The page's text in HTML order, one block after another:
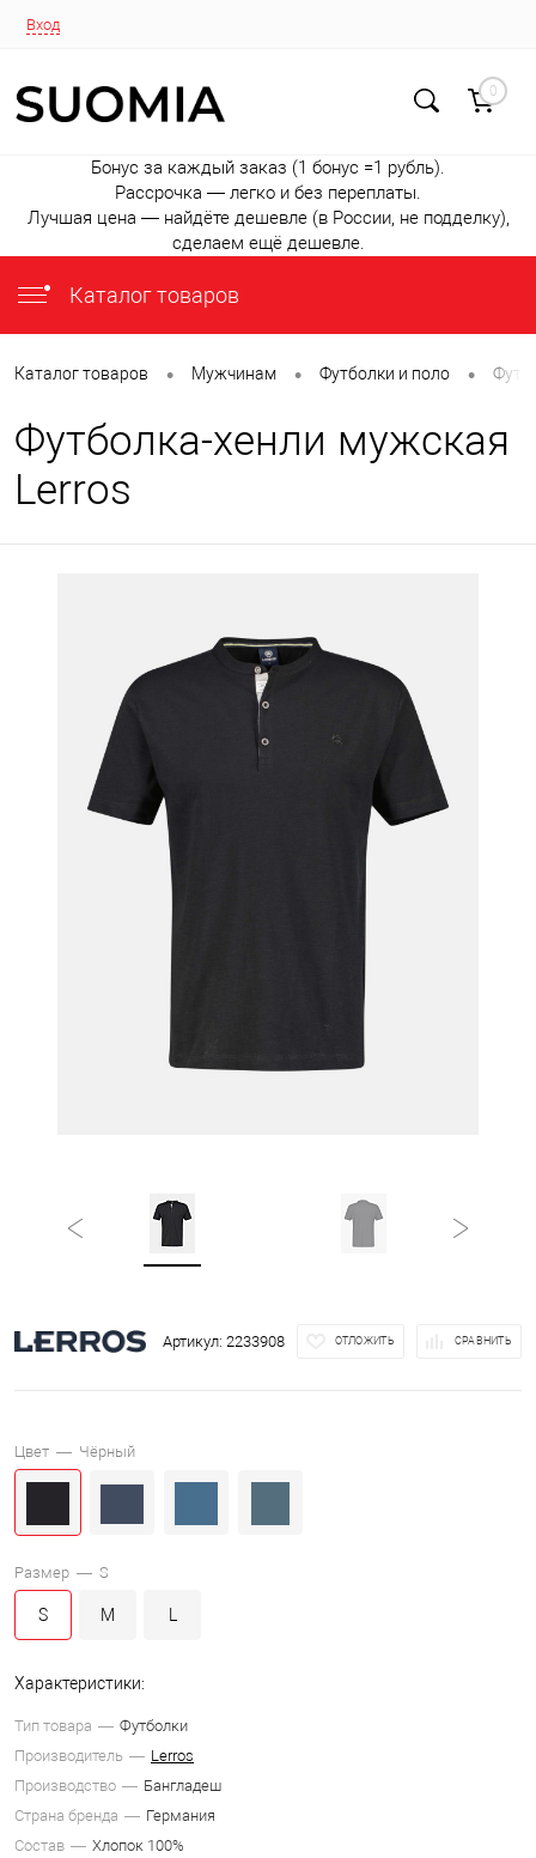
Вход
0
Бонус за каждый заказ (1 бонус =1 рубль).
Рассрочка — легко и без переплаты.
Лучшая цена — найдёте дешевле (в России, не подделку),
сделаем ещё дешевле.
Каталог товаров
Каталог товаров • Мужчинам • Футболки и поло •
Футболка-хенли мужская
Lerros
Артикул: 2233908 ОТЛОЖИТЬ СРАВНИТЬ
Цвет — Чёрный
Размер — S
S M
Характеристики:
Тип товара
Футболки
Производитель
Lerros
Производство
Бангладеш
Страна бренда
Германия
Состав
Хлопок 100%